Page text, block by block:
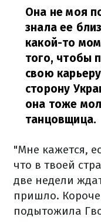
Она не моя
знала ее
какой-то
того, чтобы
свою
сторону
она тоже
танцовщица.
"Мне кажется,
что в твоей
две недели
пришло.
подытожила